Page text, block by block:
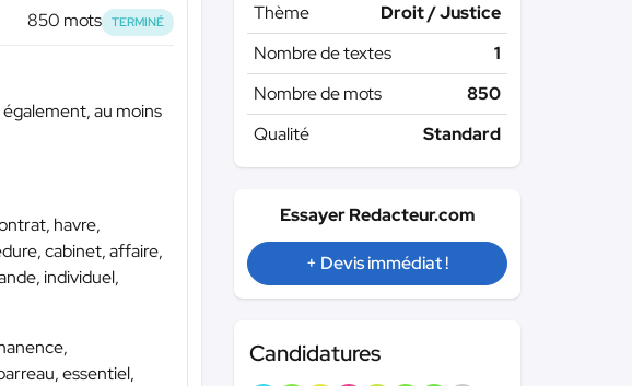
850 mots TERMINÉ
au moins
havre,
cabinet, affaire,
individuel,
essentiel,
Thème
Droit / Justice
Nombre de textes
1
Nombre de mots
850
Qualité
Standard
Essayer Redacteur.com
+ Devis immédiat !
Candidatures